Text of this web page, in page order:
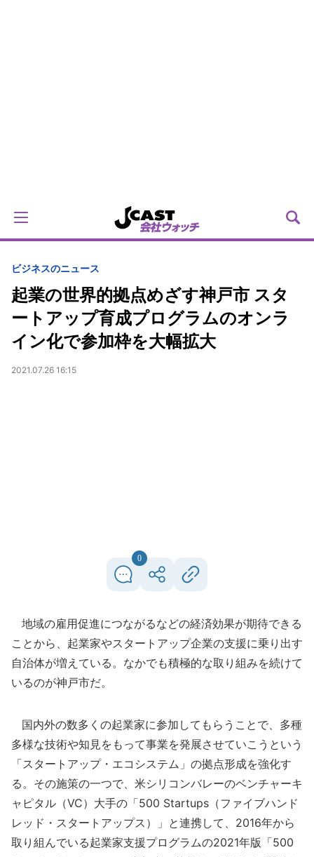
ビジネスのニュース
起業の世界的拠点めざす神戸市 スタ
ートアップ育成プログラムのオンラ
イン化で参加枠を大幅拡大
2021.07.26 16:15
0
地域の雇用促進につながるなどの経済効果が期待できる
ことから、起業家やスタートアップ企業の支援に乗り出す
自治体が増えている。なかでも積極的な取り組みを続けて
いるのが神戸市だ。
国内外の数多くの起業家に参加してもらうことで、多種
多様な技術や知見をもって事業を発展させていこうという
「スタートアップ・エコシステム」の拠点形成を強化す
る。その施策の一つで、米シリコンバレーのベンチャーキ
ャピタル（VC）大手の「500 Startups（ファイブハンド
レッド・スタートアップス）」と連携して、2016年から
取り組んでいる起業家支援プログラムの2021年版「500